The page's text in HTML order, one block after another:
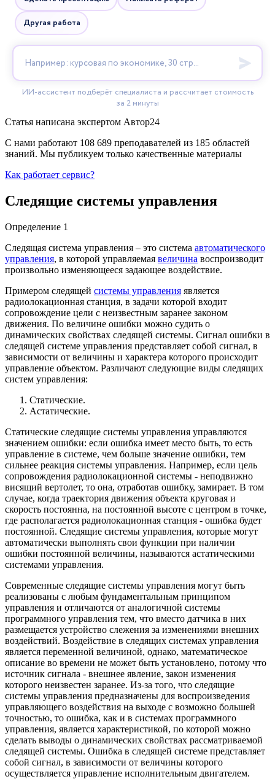
Статья написана экспертом Автор24
С нами работают 108 689 преподавателей из 185 областей
знаний. Мы публикуем только качественные материалы
Как работает сервис?
Следящие системы управления
Определение 1
Следящая система управления – это система автоматического
управления, в которой управляемая величина воспроизводит
произвольно изменяющееся задающее воздействие.
Примером следящей системы управления является
радиолокационная станция, в задачи которой входит
сопровождение цели с неизвестным заранее законом
движения. По величине ошибки можно судить о
динамических свойствах следящей системы. Сигнал ошибки в
следящей системе управления представляет собой сигнал, в
зависимости от величины и характера которого происходит
управление объектом. Различают следующие виды следящих
систем управления:
Статические.
Астатические.
Статические следящие системы управления управляются
значением ошибки: если ошибка имеет место быть, то есть
управление в системе, чем больше значение ошибки, тем
сильнее реакция системы управления. Например, если цель
сопровождения радиолокационной системы - неподвижно
висящий вертолет, то она, отработав ошибку, замирает. В том
случае, когда траектория движения объекта круговая и
скорость постоянна, на постоянной высоте с центром в точке,
где располагается радиолокационная станция - ошибка будет
постоянной. Следящие системы управления, которые могут
автоматически выполнять свои функции при наличии
ошибки постоянной величины, называются астатическими
системами управления.
Современные следящие системы управления могут быть
реализованы с любым фундаментальным принципом
управления и отличаются от аналогичной системы
программного управления тем, что вместо датчика в них
размещается устройство слежения за изменениями внешних
воздействий. Воздействие в следящих системах управления
является переменной величиной, однако, математическое
описание во времени не может быть установлено, потому что
источник сигнала - внешнее явление, закон изменения
которого неизвестен заранее. Из-за того, что следящие
системы управления предназначены для воспроизведения
управляющего воздействия на выходе с возможно большей
точностью, то ошибка, как и в системах программного
управления, является характеристикой, по которой можно
сделать выводы о динамических свойствах рассматриваемой
следящей системы. Ошибка в следящей системе представляет
собой сигнал, в зависимости от величины которого
осуществляется управление исполнительным двигателем.